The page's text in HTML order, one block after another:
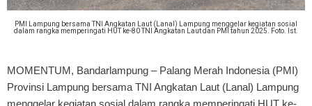
PMI Lampung bersama TNI Angkatan Laut (Lanal) Lampung menggelar kegiatan sosial
dalam rangka memperingati HUT ke-80 TNI Angkatan Laut dan PMI tahun 2025. Foto. Ist.
MOMENTUM, Bandarlampung – Palang Merah Indonesia (PMI)
Provinsi Lampung bersama TNI Angkatan Laut (Lanal) Lampung
menggelar kegiatan sosial dalam rangka memperingati HUT ke-